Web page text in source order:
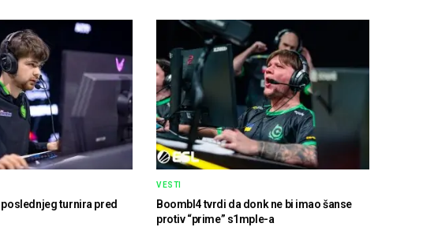
turnira pred
VESTI
Boombl4 tvrdi da donk ne bi imao šanse
protiv “prime” s1mple-a